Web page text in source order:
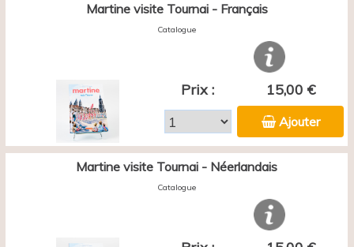
Martine visite Tournai - Français
Catalogue
Prix : 15,00 €
Ajouter
Martine visite Tournai - Néerlandais
Catalogue